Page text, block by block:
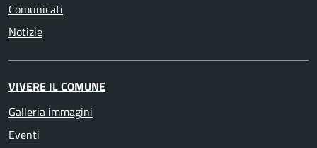
Comunicati
Notizie
VIVERE IL COMUNE
Galleria immagini
Eventi